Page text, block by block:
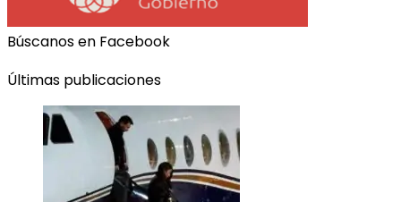
Búscanos en Facebook
Últimas publicaciones